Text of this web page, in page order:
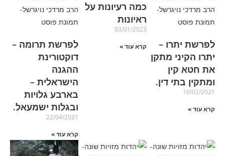
לפרשת יתרו –
יתרו הקיני מתקן
את חטא קין
ומתקין בתי דין.
10/02/2021
קרא עוד »
כמה רעיונות על
ראיונות
03/01/2023
קרא עוד »
לפרשת תרומה –
דוקטורינת
ההגנה
הישראלית –
בארבע גלויות
ובגלות ישמעאל.
22/04/2021
קרא עוד »